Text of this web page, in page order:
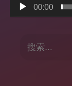
00:00